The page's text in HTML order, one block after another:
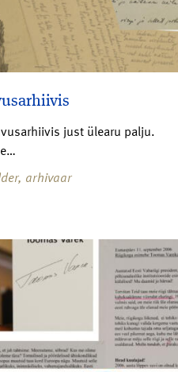
just ülearu palju.
arhivaar